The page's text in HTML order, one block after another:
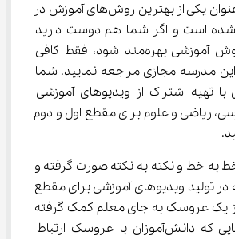
مدرسه مجازی به عنوان یکی از بهترین روش‌های آموزش در
شده است و اگر شما هم دوست دارید
فرزندتان از این روش آموزشی بهره‌مند شود، فقط کافی
مدرسه مجازی مراجعه نمایید. شما
با تهیه اشتراک از ویدیوهای آموزشی
ریاضی و علوم برای مقطع اول و دوم
به خط و نکته به نکته صورت گرفته و
در تولید ویدیوهای آموزشی برای مقطع
از یک عروسک به جای معلم کمک گرفته
شده است. از آنجایی که دانش‌آموزان با عروسک ارتباط